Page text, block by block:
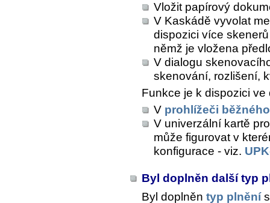
Vložit papírový
V Kaskádě vyvolat
dispozici více
němž je vložena
V dialogu
skenování, rozlišení,
Funkce je k dispozici ve
V prohlížeči
V univerzální kartě
může figurovat v
konfigurace - viz.
Byl doplněn další typ
Byl doplněn typ plněnís